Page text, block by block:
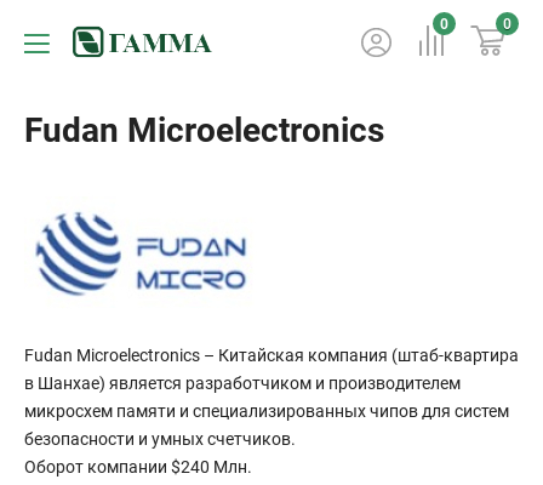
0 0
Fudan Microelectronics
Fudan Microelectronics – Китайская компания (штаб-квартира
в Шанхае) является разработчиком и производителем
микросхем памяти и специализированных чипов для систем
безопасности и умных счетчиков.
Оборот компании $240 Млн.